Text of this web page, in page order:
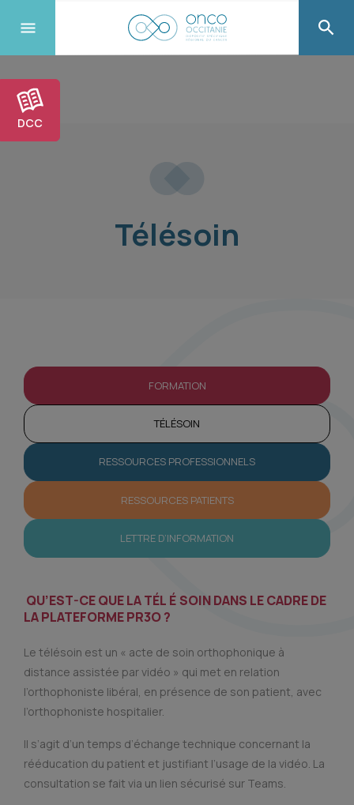
DCC
Télésoin
FORMATION
TÉLÉSOIN
RESSOURCES PROFESSIONNELS
RESSOURCES PATIENTS
LETTRE D’INFORMATION
QU’EST-CE QUE LA TÉL ÉSOIN DANS LE CADRE DE
LA PLATEFORME PR3O ?
Le télésoin est un « acte de soin orthophonique à
distance assistée par vidéo » qui met en relation
l’orthophoniste libéral, en présence de son patient, avec
l’orthophoniste hospitalier.
Il s’agit d’un temps d’échange technique concernant la
rééducation du patient et justifiant l’usage de la vidéo. La
consultation se fait via un lien sécurisé sur Teams.